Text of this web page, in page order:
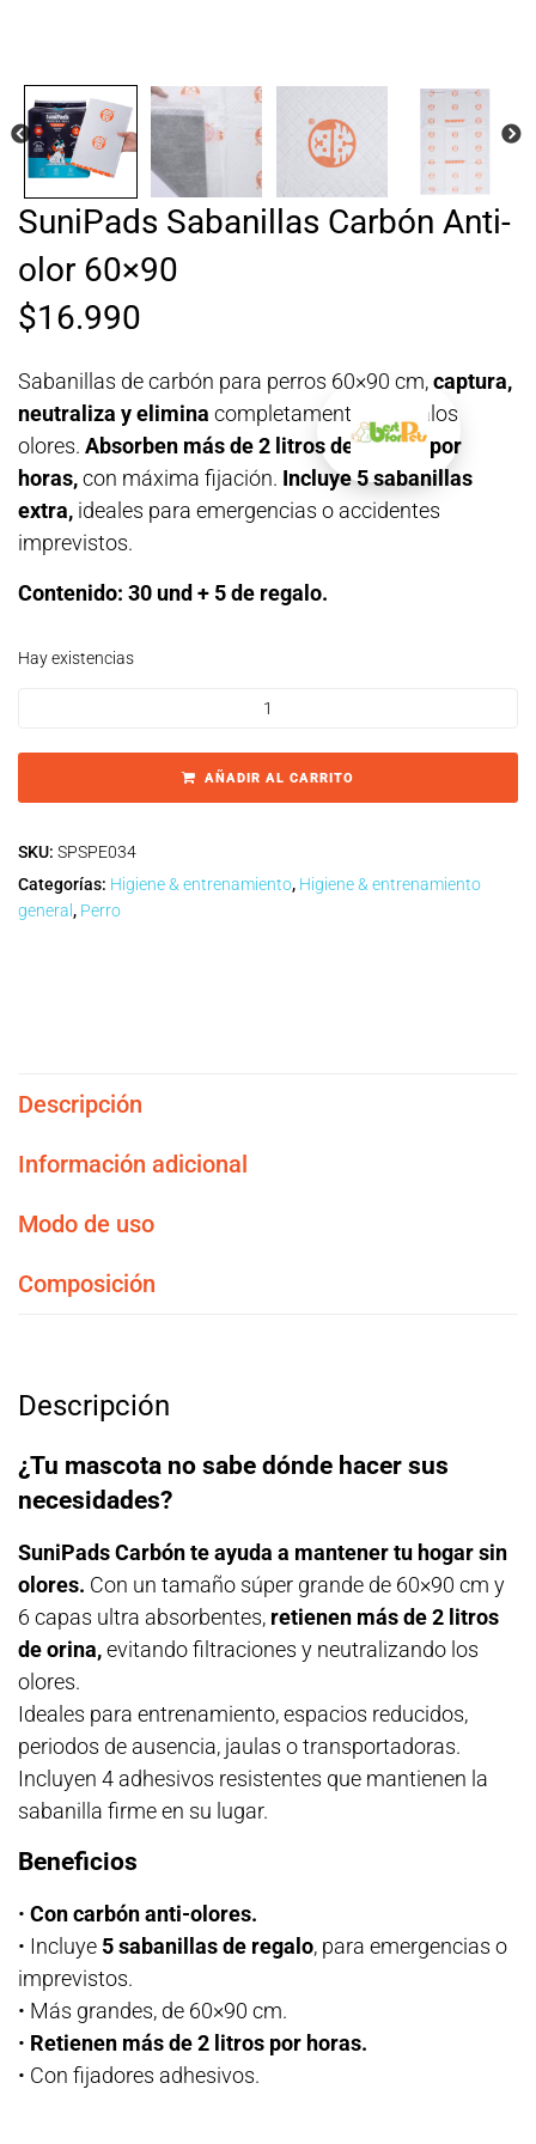
SuniPads Sabanillas Carbón Anti-
olor 60×90
$16.990
Sabanillas de carbón para perros 60×90 cm,captura,
neutraliza y elimina completamente los malos
olores. Absorben más de 2 litros de líquido por
horas,con máxima fijación. Incluye 5 sabanillas
extra, ideales para emergencias o accidentes
imprevistos.
Contenido: 30 und + 5 de regalo.
Hay existencias
AÑADIR AL CARRITO
SKU: SPSPE034
Categorías: Higiene & entrenamiento, Higiene & entrenamiento
general , Perro
Descripción
Información adicional
Modo de uso
Composición
Descripción
¿Tu mascota no sabe dónde hacer sus
necesidades?
SuniPads Carbón te ayuda a mantener tu hogar sin
olores. Con un tamaño súper grande de 60×90 cm y
6 capas ultra absorbentes, retienen más de 2 litros
de orina,evitando filtraciones y neutralizando los
olores.
Ideales para entrenamiento, espacios reducidos,
periodos de ausencia, jaulas o transportadoras.
Incluyen 4 adhesivos resistentes que mantienen la
sabanilla firme en su lugar.
Beneficios
• Con carbón anti-olores.
• Incluye 5 sabanillas de regalo, para emergencias o
imprevistos.
• Más grandes, de 60×90 cm.
• Retienen más de 2 litros por horas.
• Con fijadores adhesivos.